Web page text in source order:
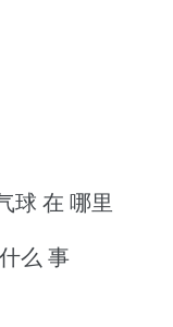
球 在 哪里
么 事